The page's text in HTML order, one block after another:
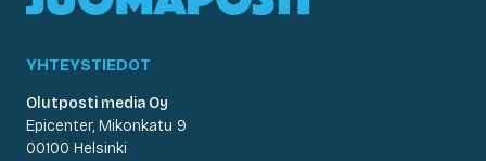
YHTEYSTIEDOT
Olutposti media Oy
Epicenter, Mikonkatu 9
00100 Helsinki